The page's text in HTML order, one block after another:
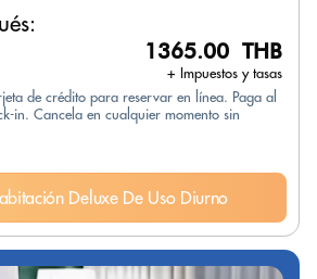
1365.00 THB
+ Impuestos y tasas
de crédito para reservar en línea. Paga al
in. Cancela en cualquier momento sin
Deluxe De Uso Diurno